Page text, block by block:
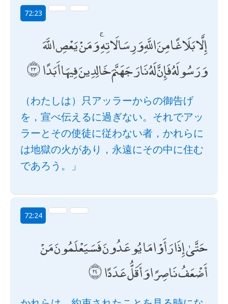
72:23
إِلَّا بَلَاغًا مِنَ اللَّهِ وَرِسَالَاتِهِ ۚ وَمَنْ يَعْصِ اللَّهَ
وَرَسُولَهُ فَإِنَّ لَهُ نَارَ جَهَنَّمَ خَالِدِينَ فِيهَا أَبَدًا
（わたしは）只アッラーからの御告げ
を，宣べ伝えるに過ぎない。それでアッ
ラーとその使徒に従わない者，かれらに
は地獄の火があり，永遠にその中に住む
であろう。」
72:24
حَتَّىٰ إِذَا رَأَوْا مَا يُوعَدُونَ فَسَيَعْلَمُونَ مَنْ
أَضْعَفُ نَاصِرًا وَأَقَلُّ عَدَدًا